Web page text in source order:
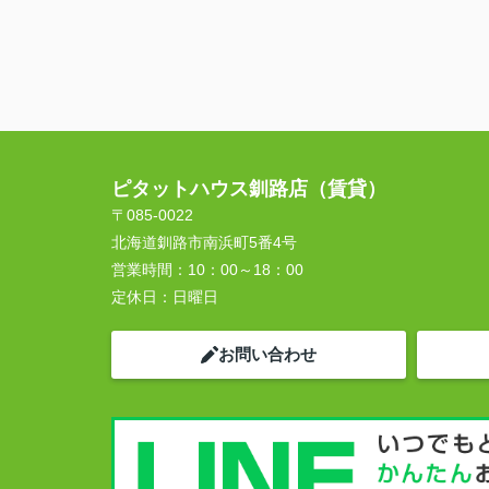
ピタットハウス釧路店（賃貸）
〒085-0022
北海道釧路市南浜町5番4号
営業時間： 10：00～18：00
定休日： 日曜日
お問い合わせ